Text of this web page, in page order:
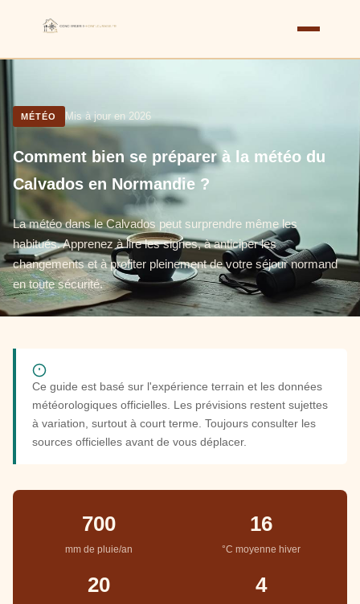
MÉTÉO Mis à jour en 2026
Comment bien se préparer à la météo du
Calvados en Normandie ?
La météo dans le Calvados peut surprendre même les
habitués. Apprenez à lire les signes, à anticiper les
changements et à profiter pleinement de votre séjour normand
en toute sécurité.
Ce guide est basé sur l'expérience terrain et les données
météorologiques officielles. Les prévisions restent sujettes
à variation, surtout à court terme. Toujours consulter les
sources officielles avant de vous déplacer.
700
mm de pluie/an
16
°C moyenne hiver
20 4